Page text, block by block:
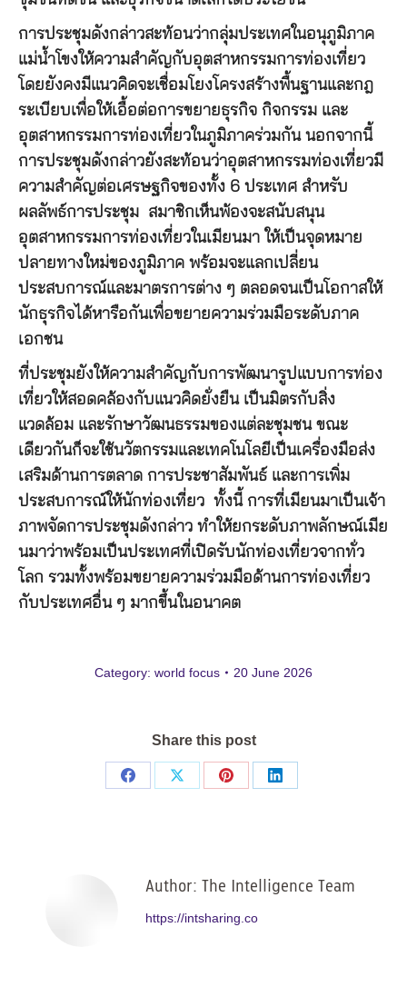
การประชุมดังกล่าวสะท้อนว่ากลุ่มประเทศในอนุภูมิภาค
แม่น้ำโขงให้ความสำคัญกับอุตสาหกรรมการท่องเที่ยว
โดยยังคงมีแนวคิดจะเชื่อมโยงโครงสร้างพื้นฐานและกฎ
ระเบียบเพื่อให้เอื้อต่อการขยายธุรกิจ กิจกรรม และ
อุตสาหกรรมการท่องเที่ยวในภูมิภาคร่วมกัน นอกจากนี้
การประชุมดังกล่าวยังสะท้อนว่าอุตสาหกรรมท่องเที่ยวมี
ความสำคัญต่อเศรษฐกิจของทั้ง 6 ประเทศ สำหรับ
ผลลัพธ์การประชุม สมาชิกเห็นพ้องจะสนับสนุน
อุตสาหกรรมการท่องเที่ยวในเมียนมา ให้เป็นจุดหมาย
ปลายทางใหม่ของภูมิภาค พร้อมจะแลกเปลี่ยน
ประสบการณ์และมาตรการต่าง ๆ ตลอดจนเป็นโอกาสให้
นักธุรกิจได้หารือกันเพื่อขยายความร่วมมือระดับภาค
เอกชน
ที่ประชุมยังให้ความสำคัญกับการพัฒนารูปแบบการท่อง
เที่ยวให้สอดคล้องกับแนวคิดยั่งยืน เป็นมิตรกับสิ่ง
แวดล้อม และรักษาวัฒนธรรมของแต่ละชุมชน ขณะ
เดียวกันก็จะใช้นวัตกรรมและเทคโนโลยีเป็นเครื่องมือส่ง
เสริมด้านการตลาด การประชาสัมพันธ์ และการเพิ่ม
ประสบการณ์ให้นักท่องเที่ยว ทั้งนี้ การที่เมียนมาเป็นเจ้า
ภาพจัดการประชุมดังกล่าว ทำให้ยกระดับภาพลักษณ์เมีย
นมาว่าพร้อมเป็นประเทศที่เปิดรับนักท่องเที่ยวจากทั่ว
โลก รวมทั้งพร้อมขยายความร่วมมือด้านการท่องเที่ยว
กับประเทศอื่น ๆ มากขึ้นในอนาคต
Category: world focus 20 June 2026
Share this post
Share
Share
Share
Share
Author: The Intelligence Team
https://intsharing.co